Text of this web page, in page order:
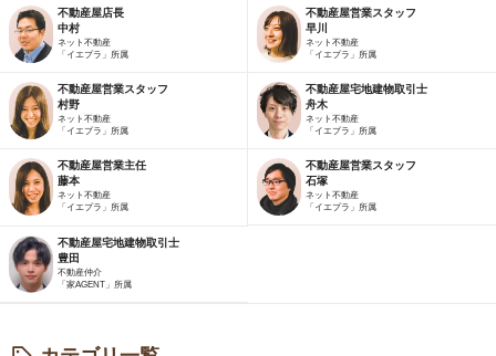
不動産屋店長
中村
ネット不動産
「イエプラ」所属
不動産屋営業スタッフ
早川
ネット不動産
「イエプラ」所属
不動産屋営業スタッフ
村野
ネット不動産
「イエプラ」所属
不動産屋宅地建物取引士
舟木
ネット不動産
「イエプラ」所属
不動産屋営業主任
藤本
ネット不動産
「イエプラ」所属
不動産屋営業スタッフ
石塚
ネット不動産
「イエプラ」所属
不動産屋宅地建物取引士
豊田
不動産仲介
「家AGENT」所属